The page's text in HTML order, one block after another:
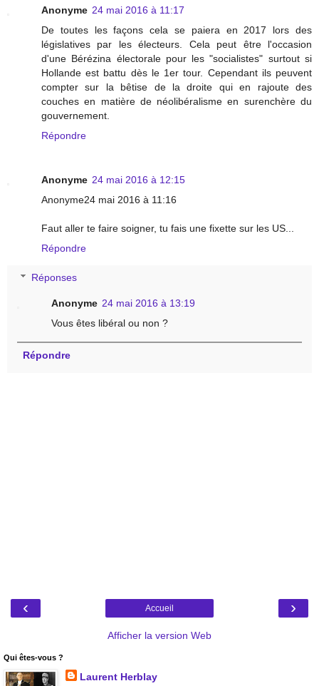
Anonyme 24 mai 2016 à 11:17
De toutes les façons cela se paiera en 2017 lors des
législatives par les électeurs. Cela peut être l'occasion
d'une Bérézina électorale pour les "socialistes" surtout si
Hollande est battu dès le 1er tour. Cependant ils peuvent
compter sur la bêtise de la droite qui en rajoute des
couches en matière de néolibéralisme en surenchère du
gouvernement.
Répondre
Anonyme 24 mai 2016 à 12:15
Anonyme24 mai 2016 à 11:16
Faut aller te faire soigner, tu fais une fixette sur les US...
Répondre
Réponses
Anonyme 24 mai 2016 à 13:19
Vous êtes libéral ou non ?
Répondre
‹ ›
Accueil
Afficher la version Web
Qui êtes-vous ?
Laurent Herblay